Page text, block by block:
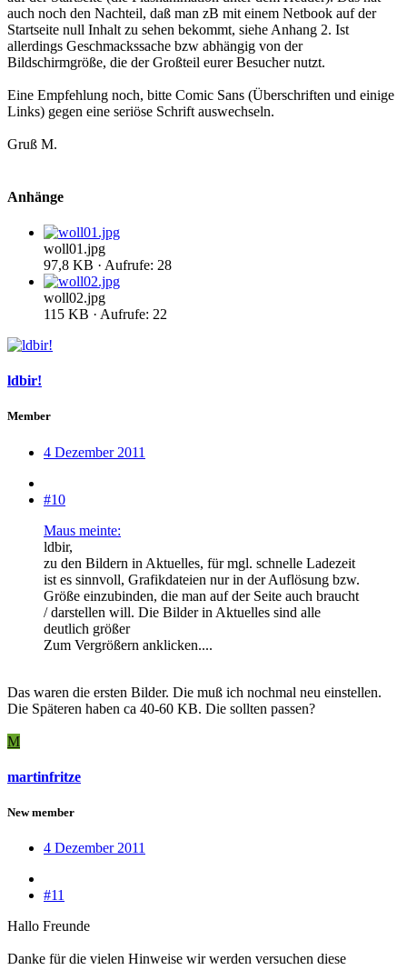
auch noch den Nachteil, daß man zB mit einem Netbook auf der
Startseite null Inhalt zu sehen bekommt, siehe Anhang 2. Ist
allerdings Geschmackssache bzw abhängig von der
Bildschirmgröße, die der Großteil eurer Besucher nutzt.
Eine Empfehlung noch, bitte Comic Sans (Überschriften und einige
Links) gegen eine seriöse Schrift auswechseln.
Gruß M.
Anhänge
woll01.jpg
97,8 KB · Aufrufe: 28
woll02.jpg
115 KB · Aufrufe: 22
ldbir!
Member
4 Dezember 2011
#10
Maus meinte:
ldbir,
zu den Bildern in Aktuelles, für mgl. schnelle Ladezeit
ist es sinnvoll, Grafikdateien nur in der Auflösung bzw.
Größe einzubinden, die man auf der Seite auch braucht
/ darstellen will. Die Bilder in Aktuelles sind alle
deutlich größer
Zum Vergrößern anklicken....
Das waren die ersten Bilder. Die muß ich nochmal neu einstellen.
Die Späteren haben ca 40-60 KB. Die sollten passen?
M
martinfritze
New member
4 Dezember 2011
#11
Hallo Freunde
Danke für die vielen Hinweise wir werden versuchen diese